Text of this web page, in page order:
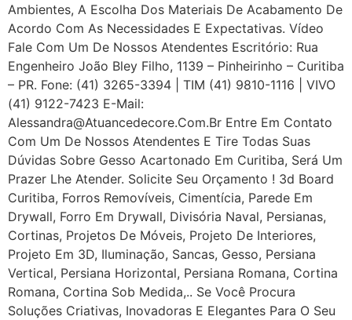
Ambientes, A Escolha Dos Materiais De Acabamento De
Acordo Com As Necessidades E Expectativas. Vídeo
Fale Com Um De Nossos Atendentes Escritório: Rua
Engenheiro João Bley Filho, 1139 – Pinheirinho – Curitiba
– PR. Fone: (41) 3265-3394 | TIM (41) 9810-1116 | VIVO
(41) 9122-7423 E-Mail:
Alessandra@atuancedecore.com.br Entre Em Contato
Com Um De Nossos Atendentes E Tire Todas Suas
Dúvidas Sobre Gesso Acartonado Em Curitiba, Será Um
Prazer Lhe Atender. Solicite Seu Orçamento ! 3d Board
Curitiba, Forros Removíveis, Cimentícia, Parede Em
Drywall, Forro Em Drywall, Divisória Naval, Persianas,
Cortinas, Projetos De Móveis, Projeto De Interiores,
Projeto Em 3D, Iluminação, Sancas, Gesso, Persiana
Vertical, Persiana Horizontal, Persiana Romana, Cortina
Romana, Cortina Sob Medida,.. Se Você Procura
Soluções Criativas, Inovadoras E Elegantes Para O Seu